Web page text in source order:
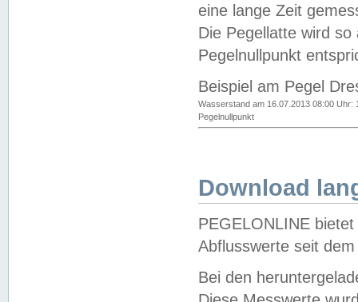
eine lange Zeit
Die Pegellatte wird
Pegelnullpunkt
Beispiel am Pegel
Wasserstand am 16.07.2013 08:00 Uhr:
Pegelnullpunkt
Download
PEGELONLINE
Abflusswerte seit
Bei den